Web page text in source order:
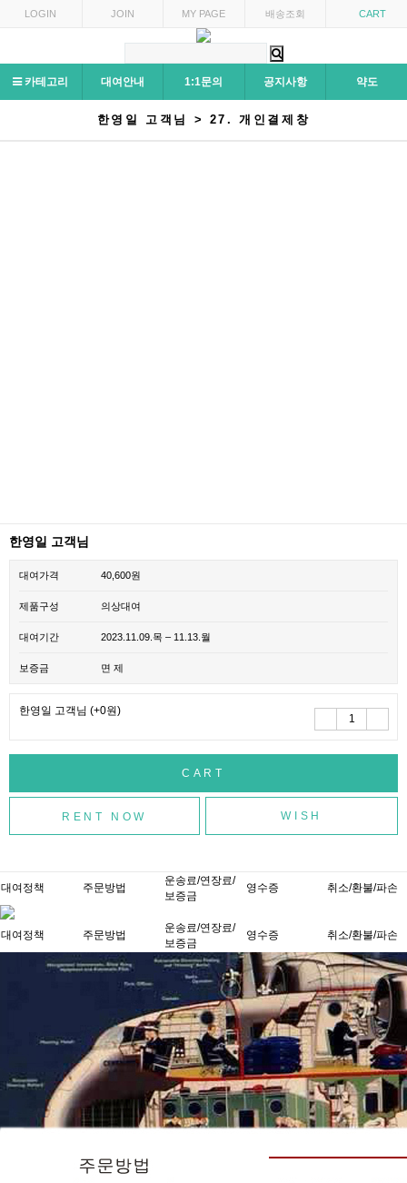
LOGIN JOIN MY PAGE 배송조회 CART
카테고리 대여안내 1:1문의 공지사항 약도
한영일 고객님 > 27. 개인결제창
한영일 고객님
대여가격 40,600원
제품구성 의상대여
대여기간 2023.11.09.목 – 11.13.월
보증금 면 제
한영일 고객님 (+0원)
WISH
대여정책 주문방법
운송료/연장료/
보증금
영수증 취소/환불/파손
대여정책 주문방법
운송료/연장료/
보증금
영수증 취소/환불/파손